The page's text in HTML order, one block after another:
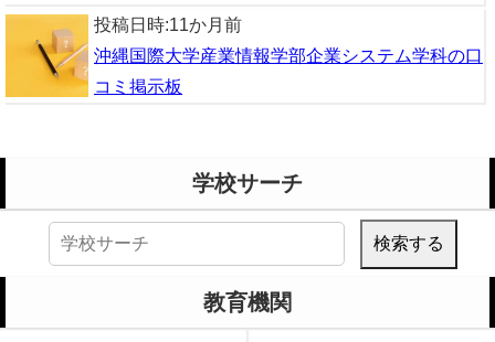
投稿日時:11か月前
沖縄国際大学産業情報学部企業システム学科の口
コミ掲示板
学校サーチ
検
教育機関